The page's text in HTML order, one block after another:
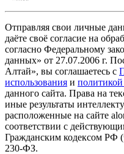
Отправляя свои личные
даёте своё согласие на
согласно Федеральному
данных» от 27.07.2006 г.
Алтай», вы соглашаетесь с
использования и
данного сайта. Права на
иные результаты
расположенные на сайте
соответствии с
Гражданским кодексом РФ
230-ФЗ.